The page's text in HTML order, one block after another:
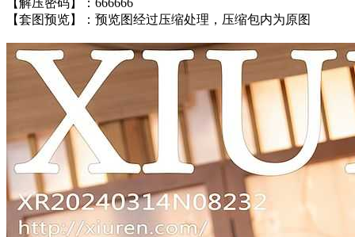
【套图预览】：预览图经过压缩处理，压缩包内为原图